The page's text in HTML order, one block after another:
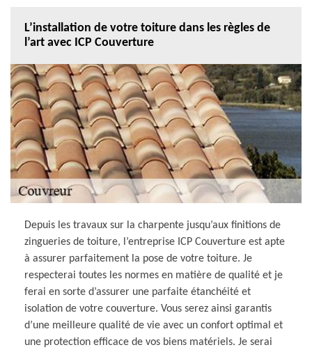
L’installation de votre toiture dans les règles de
l’art avec ICP Couverture
Depuis les travaux sur la charpente jusqu’aux finitions de
zingueries de toiture, l’entreprise ICP Couverture est apte
à assurer parfaitement la pose de votre toiture. Je
respecterai toutes les normes en matière de qualité et je
ferai en sorte d’assurer une parfaite étanchéité et
isolation de votre couverture. Vous serez ainsi garantis
d’une meilleure qualité de vie avec un confort optimal et
une protection efficace de vos biens matériels. Je serai